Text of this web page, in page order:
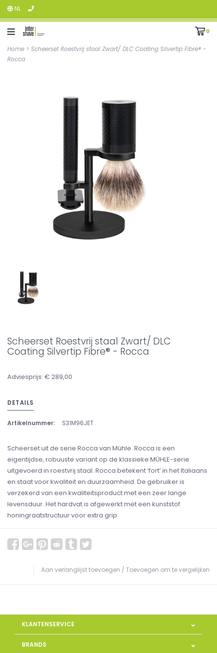
NL
0
Home > Scheerset Roestvrij staal Zwart/ DLC Coating Silvertip Fibre® -
Rocca
Scheerset Roestvrij staal Zwart/ DLC
Coating Silvertip Fibre® - Rocca
Adviesprijs: € 289,00
DETAILS
Artikelnummer: S31M96JET
Scheerset uit de serie Rocca van Mühle. Rocca is een
eigentijdse, robuuste variant op de klassieke MÜHLE-serie
uitgevoerd in roestvrij staal. Rocca betekent ‘fort’ in het Italiaans
en staat voor kwaliteit en duurzaamheid. De gebruiker is
verzekerd van een kwaliteitsproduct met een zeer lange
levensduur. Het hardvat is afgewerkt met een kunststof
honingraatstructuur voor extra grip.
Aan verlanglijst toevoegen / Toevoegen om te vergelijken
KLANTENSERVICE
BRANDS